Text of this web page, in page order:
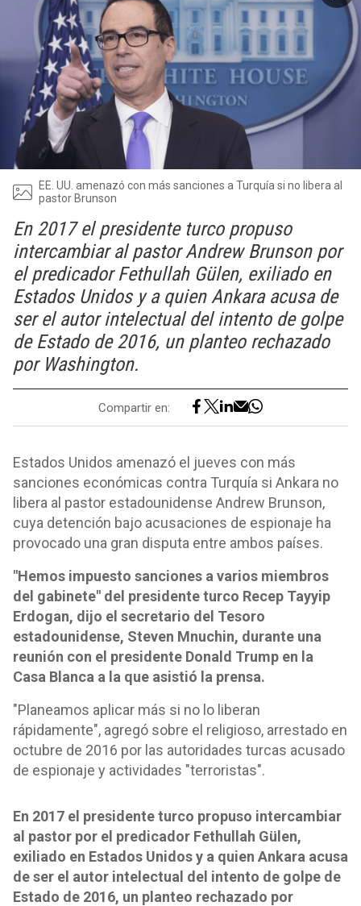
EE. UU. amenazó con más sanciones a Turquía si no libera al
pastor Brunson
En 2017 el presidente turco propuso
intercambiar al pastor Andrew Brunson por
el predicador Fethullah Gülen, exiliado en
Estados Unidos y a quien Ankara acusa de
ser el autor intelectual del intento de golpe
de Estado de 2016, un planteo rechazado
por Washington.
Compartir en:
Estados Unidos amenazó el jueves con más
sanciones económicas contra Turquía si Ankara no
libera al pastor estadounidense Andrew Brunson,
cuya detención bajo acusaciones de espionaje ha
provocado una gran disputa entre ambos países.
"Hemos impuesto sanciones a varios miembros
del gabinete" del presidente turco Recep Tayyip
Erdogan, dijo el secretario del Tesoro
estadounidense, Steven Mnuchin, durante una
reunión con el presidente Donald Trump en la
Casa Blanca a la que asistió la prensa.
"Planeamos aplicar más si no lo liberan
rápidamente", agregó sobre el religioso, arrestado en
octubre de 2016 por las autoridades turcas acusado
de espionaje y actividades "terroristas".
En 2017 el presidente turco propuso intercambiar
al pastor por el predicador Fethullah Gülen,
exiliado en Estados Unidos y a quien Ankara acusa
de ser el autor intelectual del intento de golpe de
Estado de 2016, un planteo rechazado por